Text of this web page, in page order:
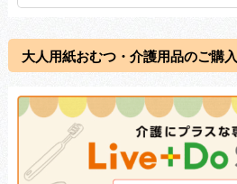
大人用紙おむつ・介護用品のご購入